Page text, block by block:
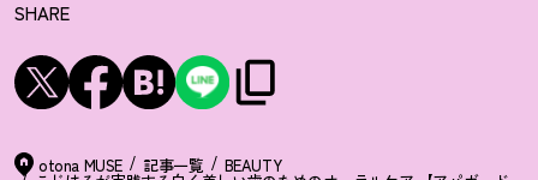
SHARE
otona MUSE 記事一覧 BEAUTY